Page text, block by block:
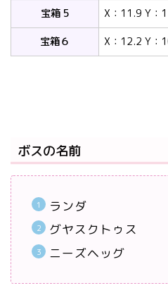
宝箱 5
X：11.9 Y：
宝箱６
X：12.2 Y：
ボスの名前
ランダ
グヤスクトゥス
ニーズヘッグ